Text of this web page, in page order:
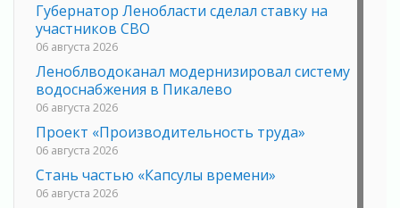
Губернатор Ленобласти сделал ставку на
участников СВО
06 августа 2026
Леноблводоканал модернизировал систему
водоснабжения в Пикалево
06 августа 2026
Проект «Производительность труда»
06 августа 2026
Стань частью «Капсулы времени»
06 августа 2026